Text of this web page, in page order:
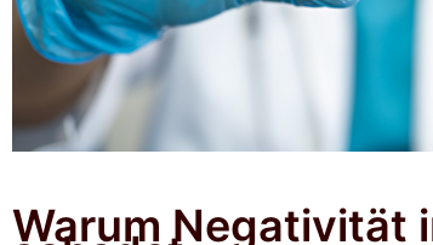
Warum Negativität